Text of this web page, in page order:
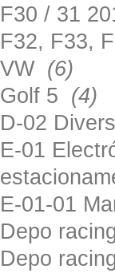
F30 / 31
F32, F33,
VW (6)
Golf 5 (4)
D-02
E-01
E-01-01
Depo
Depo